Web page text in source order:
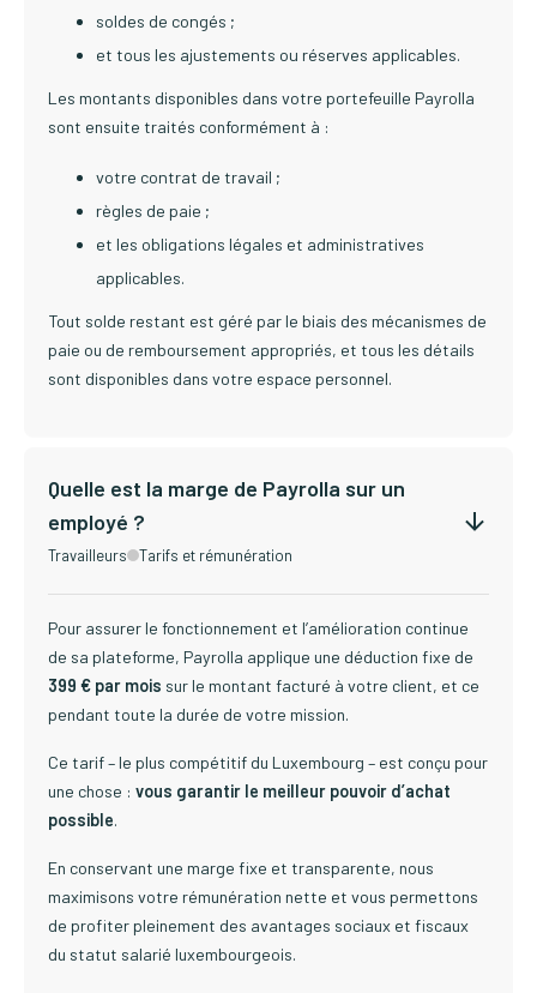
soldes de congés ;
et tous les ajustements ou réserves applicables.
Les montants disponibles dans votre portefeuille Payrolla
sont ensuite traités conformément à :
votre contrat de travail ;
règles de paie ;
et les obligations légales et administratives
applicables.
Tout solde restant est géré par le biais des mécanismes de
paie ou de remboursement appropriés, et tous les détails
sont disponibles dans votre espace personnel.
Quelle est la marge de Payrolla sur un
employé ?
Travailleurs Tarifs et rémunération
Pour assurer le fonctionnement et l’amélioration continue
de sa plateforme, Payrolla applique une déduction fixe de
399 € par mois sur le montant facturé à votre client, et ce
pendant toute la durée de votre mission.
Ce tarif – le plus compétitif du Luxembourg – est conçu pour
une chose : vous garantir le meilleur pouvoir d’achat
possible.
En conservant une marge fixe et transparente, nous
maximisons votre rémunération nette et vous permettons
de profiter pleinement des avantages sociaux et fiscaux
du statut salarié luxembourgeois.